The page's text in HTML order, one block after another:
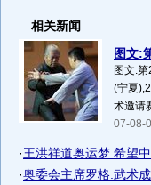
相关新闻
图文:
图文:
(宁夏
术邀请
07-08-
·王洪祥道奥运梦 希望
·奥委会主席罗格:武术